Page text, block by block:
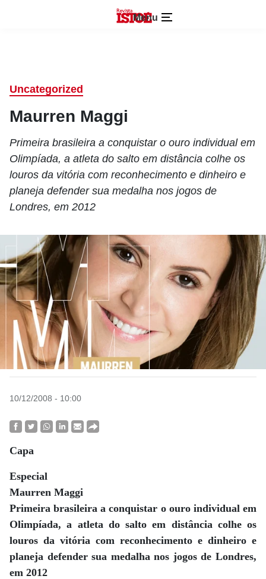
Menu
Uncategorized
Maurren Maggi
Primeira brasileira a conquistar o ouro individual em
Olimpíada, a atleta do salto em distância colhe os
louros da vitória com reconhecimento e dinheiro e
planeja defender sua medalha nos jogos de
Londres, em 2012
10/12/2008 - 10:00
Capa
Especial
Maurren Maggi
Primeira brasileira a conquistar o ouro individual em
Olimpíada, a atleta do salto em distância colhe os
louros da vitória com reconhecimento e dinheiro e
planeja defender sua medalha nos jogos de Londres,
em 2012